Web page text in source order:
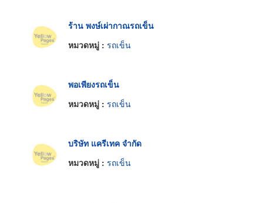
ร้าน พงษ์เผ่ากาณรถเข็น
หมวดหมู่ : รถเข็น
พอเพียงรถเข็น
หมวดหมู่ : รถเข็น
บริษัท แครีเทค จำกัด
หมวดหมู่ : รถเข็น